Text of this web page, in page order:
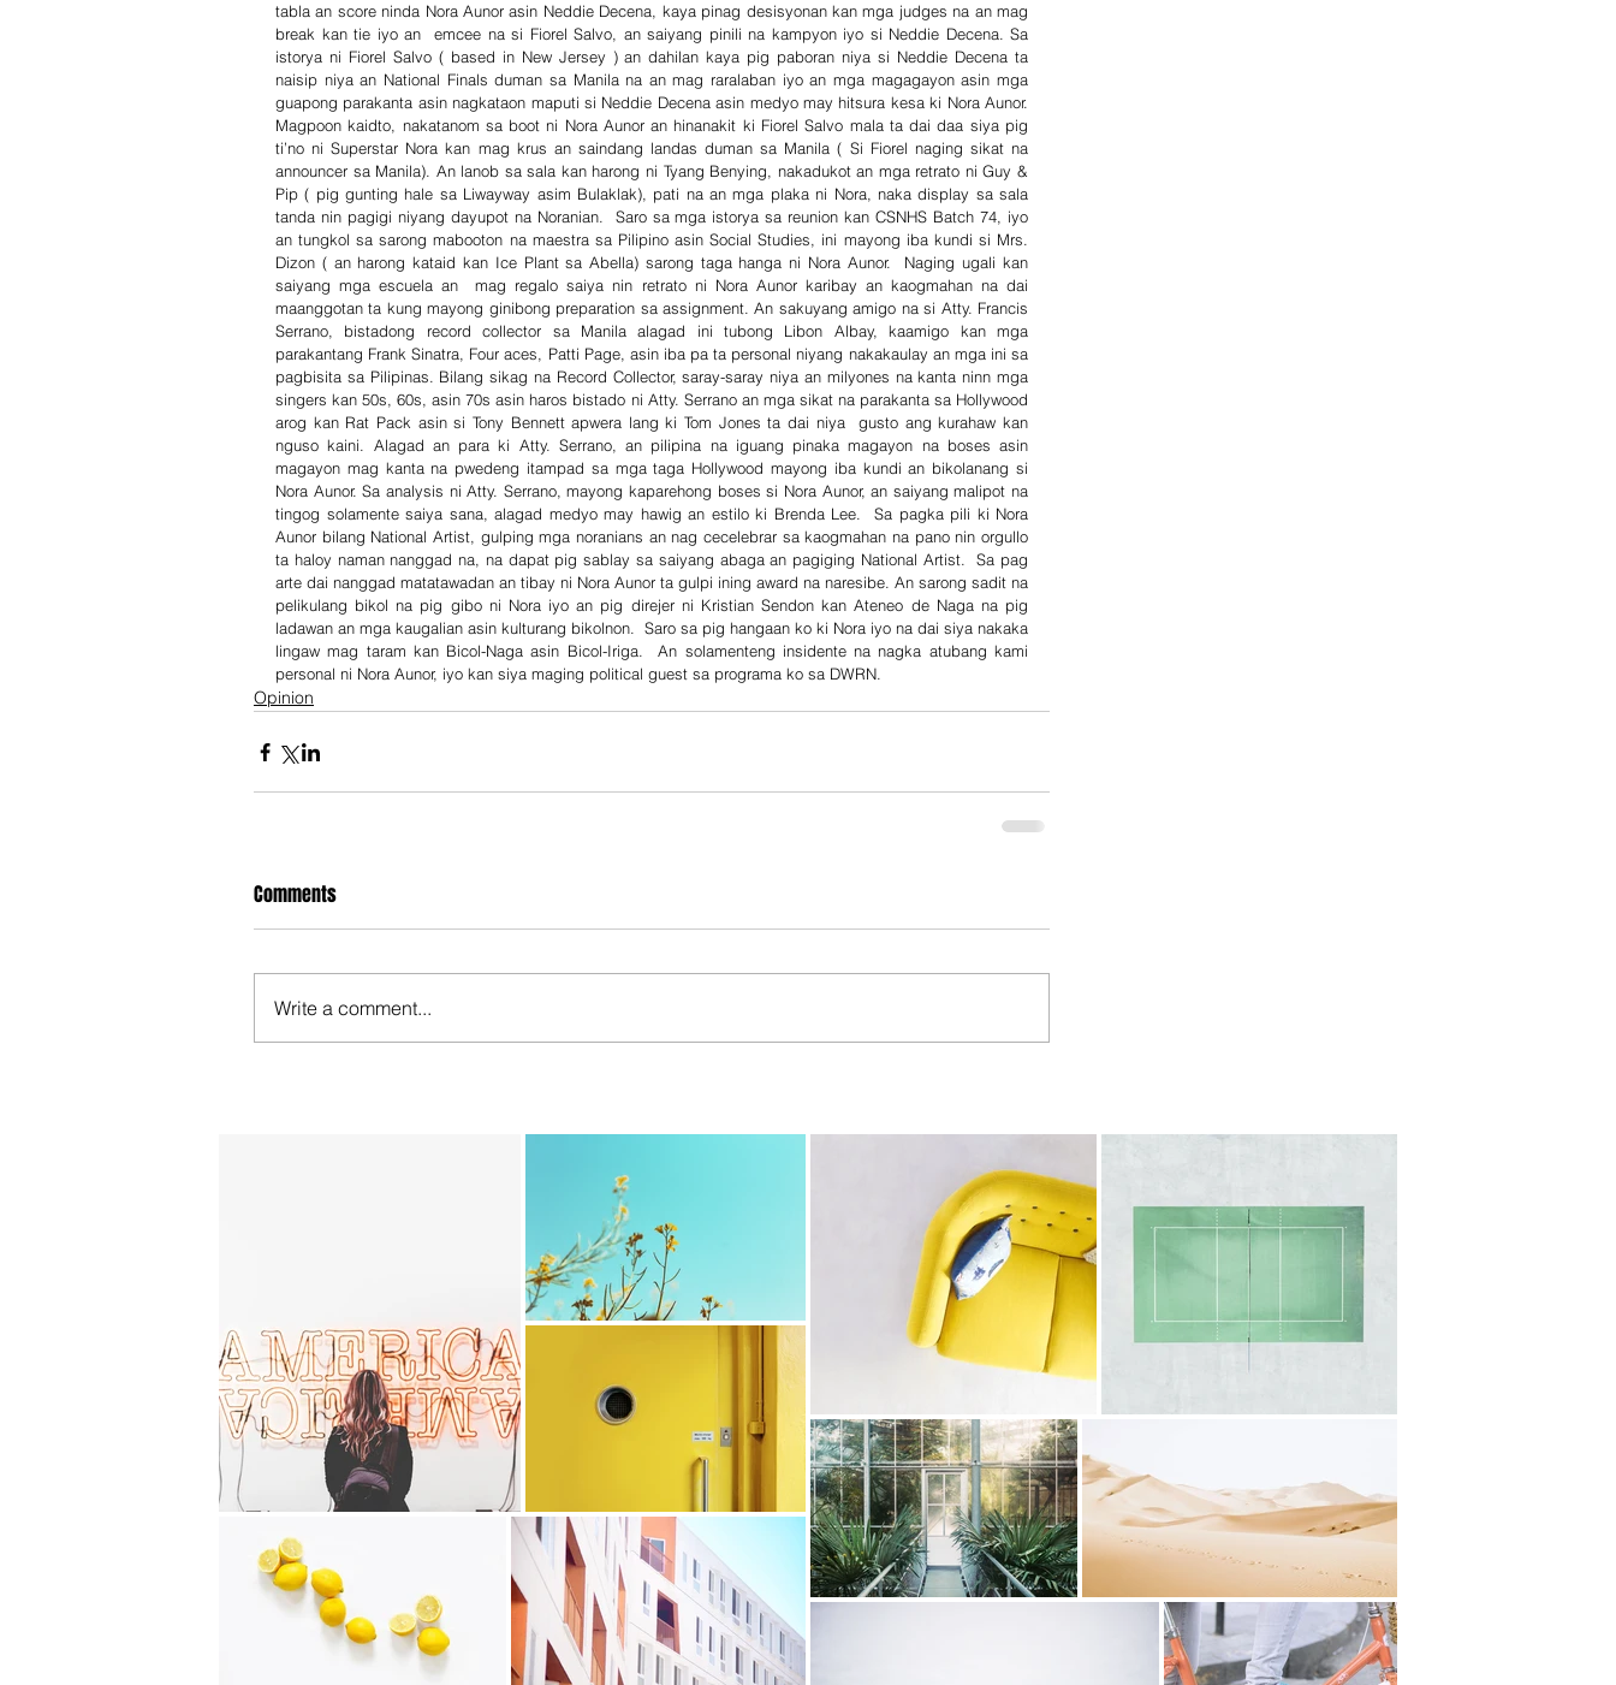
tabla an score ninda Nora Aunor asin Neddie Decena, kaya pinag desisyonan kan mga judges na an mag
break kan tie iyo an  emcee na si Fiorel Salvo, an saiyang pinili na kampyon iyo si Neddie Decena. Sa
istorya ni Fiorel Salvo ( based in New Jersey ) an dahilan kaya pig paboran niya si Neddie Decena ta
naisip niya an National Finals duman sa Manila na an mag raralaban iyo an mga magagayon asin mga
guapong parakanta asin nagkataon maputi si Neddie Decena asin medyo may hitsura kesa ki Nora Aunor.
Magpoon kaidto, nakatanom sa boot ni Nora Aunor an hinanakit ki Fiorel Salvo mala ta dai daa siya pig
ti’no ni Superstar Nora kan mag krus an saindang landas duman sa Manila ( Si Fiorel naging sikat na
announcer sa Manila). An lanob sa sala kan harong ni Tyang Benying, nakadukot an mga retrato ni Guy &
Pip ( pig gunting hale sa Liwayway asim Bulaklak), pati na an mga plaka ni Nora, naka display sa sala
tanda nin pagigi niyang dayupot na Noranian.  Saro sa mga istorya sa reunion kan CSNHS Batch 74, iyo
an tungkol sa sarong mabooton na maestra sa Pilipino asin Social Studies, ini mayong iba kundi si Mrs.
Dizon ( an harong kataid kan Ice Plant sa Abella) sarong taga hanga ni Nora Aunor.  Naging ugali kan
saiyang mga escuela an  mag regalo saiya nin retrato ni Nora Aunor karibay an kaogmahan na dai
maanggotan ta kung mayong ginibong preparation sa assignment. An sakuyang amigo na si Atty. Francis
Serrano, bistadong record collector sa Manila alagad ini tubong Libon Albay, kaamigo kan mga
parakantang Frank Sinatra, Four aces, Patti Page, asin iba pa ta personal niyang nakakaulay an mga ini sa
pagbisita sa Pilipinas. Bilang sikag na Record Collector, saray-saray niya an milyones na kanta ninn mga
singers kan 50s, 60s, asin 70s asin haros bistado ni Atty. Serrano an mga sikat na parakanta sa Hollywood
arog kan Rat Pack asin si Tony Bennett apwera lang ki Tom Jones ta dai niya  gusto ang kurahaw kan
nguso kaini. Alagad an para ki Atty. Serrano, an pilipina na iguang pinaka magayon na boses asin
magayon mag kanta na pwedeng itampad sa mga taga Hollywood mayong iba kundi an bikolanang si
Nora Aunor. Sa analysis ni Atty. Serrano, mayong kaparehong boses si Nora Aunor, an saiyang malipot na
tingog solamente saiya sana, alagad medyo may hawig an estilo ki Brenda Lee.  Sa pagka pili ki Nora
Aunor bilang National Artist, gulping mga noranians an nag cecelebrar sa kaogmahan na pano nin orgullo
ta haloy naman nanggad na, na dapat pig sablay sa saiyang abaga an pagiging National Artist.  Sa pag
arte dai nanggad matatawadan an tibay ni Nora Aunor ta gulpi ining award na naresibe. An sarong sadit na
pelikulang bikol na pig gibo ni Nora iyo an pig direjer ni Kristian Sendon kan Ateneo de Naga na pig
ladawan an mga kaugalian asin kulturang bikolnon.  Saro sa pig hangaan ko ki Nora iyo na dai siya nakaka
lingaw mag taram kan Bicol-Naga asin Bicol-Iriga.  An solamenteng insidente na nagka atubang kami
personal ni Nora Aunor, iyo kan siya maging political guest sa programa ko sa DWRN.
Opinion
Comments
Write a comment...